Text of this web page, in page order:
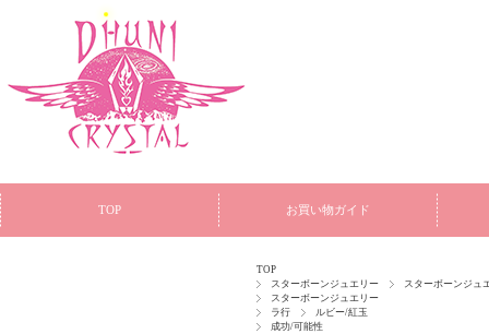
TOP お買い物ガイド
TOP
スターボーンジュエリー
スターボーンジュ
スターボーンジュエリー
ラ行
ルビー/紅玉
成功/可能性